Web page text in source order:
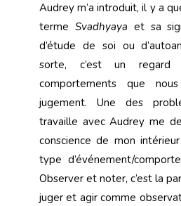
Audrey m’a introduit, il y a
terme Svadhyaya et sa
d’étude de soi ou
sorte, c’est un
comportements que
jugement. Une des
travaille avec Audrey me
conscience de mon
type d’événement/
Observer et noter, c’est la
juger et agir comme